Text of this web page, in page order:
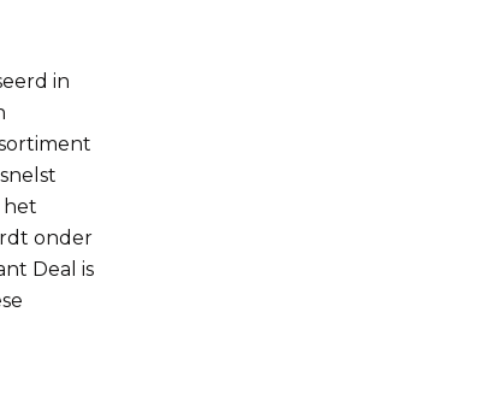
in
het
onder
Deal is